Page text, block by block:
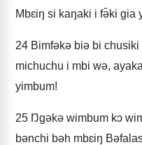
Mbɛiŋ si kaŋaki i fə̂ki gia
24 Bimfəkə biə bi
michuchu i mbi wə,
yimbum!
25 Ŋgəkə wimbum kɔ
bənchi bəh mbɛiŋ